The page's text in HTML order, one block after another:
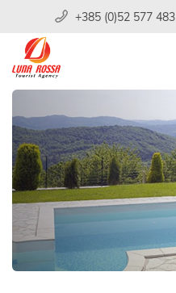
+385 (0)52 577 483